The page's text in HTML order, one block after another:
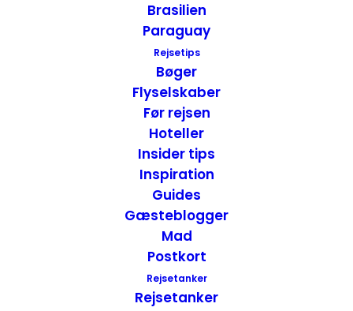
Brasilien
Paraguay
Rejsetips
Bøger
Flyselskaber
Før rejsen
Hoteller
Insider tips
Inspiration
Guides
Gæsteblogger
Mad
Postkort
Rejsetanker
Rejsetanker
Anmeldelse af The Swan Hotel – Wells, England